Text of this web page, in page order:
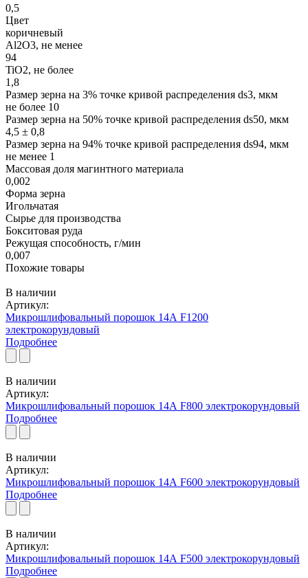
0,5
Цвет
коричневый
Al2O3, не менее
94
TiO2, не более
1,8
Размер зерна на 3% точке кривой распределения ds3, мкм
не более 10
Размер зерна на 50% точке кривой распределения ds50, мкм
4,5 ± 0,8
Размер зерна на 94% точке кривой распределения ds94, мкм
не менее 1
Массовая доля магинтного материала
0,002
Форма зерна
Игольчатая
Сырье для производства
Бокситовая руда
Режущая способность, г/мин
0,007
Похожие товары
В наличии
Артикул:
Микрошлифовальный порошок 14А F1200
электрокорундовый
Подробнее
В наличии
Артикул:
Микрошлифовальный порошок 14А F800 электрокорундовый
Подробнее
В наличии
Артикул:
Микрошлифовальный порошок 14А F600 электрокорундовый
Подробнее
В наличии
Артикул:
Микрошлифовальный порошок 14А F500 электрокорундовый
Подробнее